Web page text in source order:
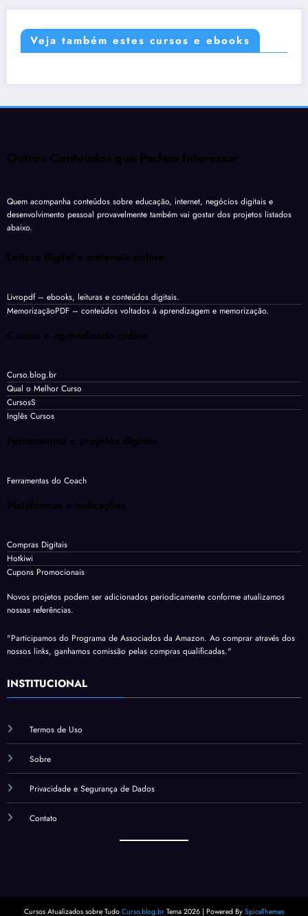
Veja também estes cursos e ebooks
Outros Conteúdos que Podem Interessar
Quem acompanha conteúdos sobre educação, internet, negócios digitais e
desenvolvimento pessoal provavelmente também vai gostar dos projetos listados
abaixo.
Leitura digital e materiais online
Livropdf– ebooks, leituras e conteúdos digitais.
MemorizaçãoPDF – conteúdos voltados à aprendizagem e memorização.
Cursos e aprendizado online
Curso.blog.br
Qual o Melhor Curso
CursosS
Inglês Cursos
Ferramentas e projetos digitais
Ferramentas do Coach
Plataformas e indicações
Compras Digitais
Hotkiwi
Cupons Promocionais
Novos projetos podem ser adicionados periodicamente conforme atualizamos
nossas referências.
"Participamos do Programa de Associados da Amazon. Ao comprar através dos
nossos links, ganhamos comissão pelas compras qualificadas."
INSTITUCIONAL
Termos de Uso
Sobre
Privacidade e Segurança de Dados
Contato
Cursos Atualizados sobre Tudo Curso.blog.br Tema 2026 | Powered By SpiceThemes